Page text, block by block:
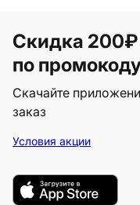
Скидка 200₽
по
Скачайте
заказ
Условия акции